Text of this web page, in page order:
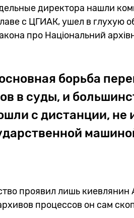
директора нашли
с ЦГИАК, ушел в глухую
про Національний
борьба
в суды, и
с дистанции, не
проявил лишь
процессов он сам